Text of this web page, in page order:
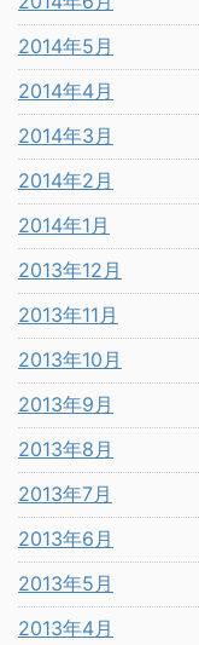
2014年5月
2014年4月
2014年3月
2014年2月
2014年1月
2013年12月
2013年11月
2013年10月
2013年9月
2013年8月
2013年7月
2013年6月
2013年5月
2013年4月